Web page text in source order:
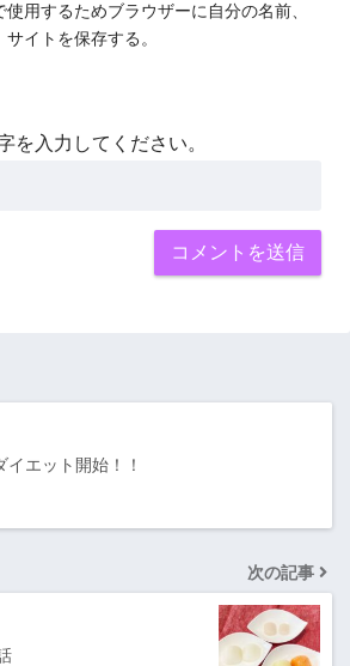
用するためブラウザーに自分の名前、
イトを保存する。
を入力してください。
イエット開始！！
次の記事